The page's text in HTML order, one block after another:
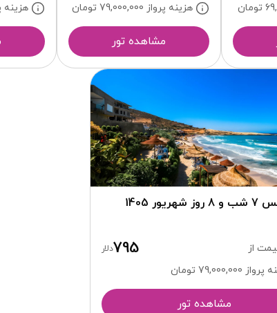
تومان هزینه پرواز 79,000,000 تومان
مشاهده تور
هزینه پرواز
1405
از 795دلار
79,000,000 تومان
مشاهده تور